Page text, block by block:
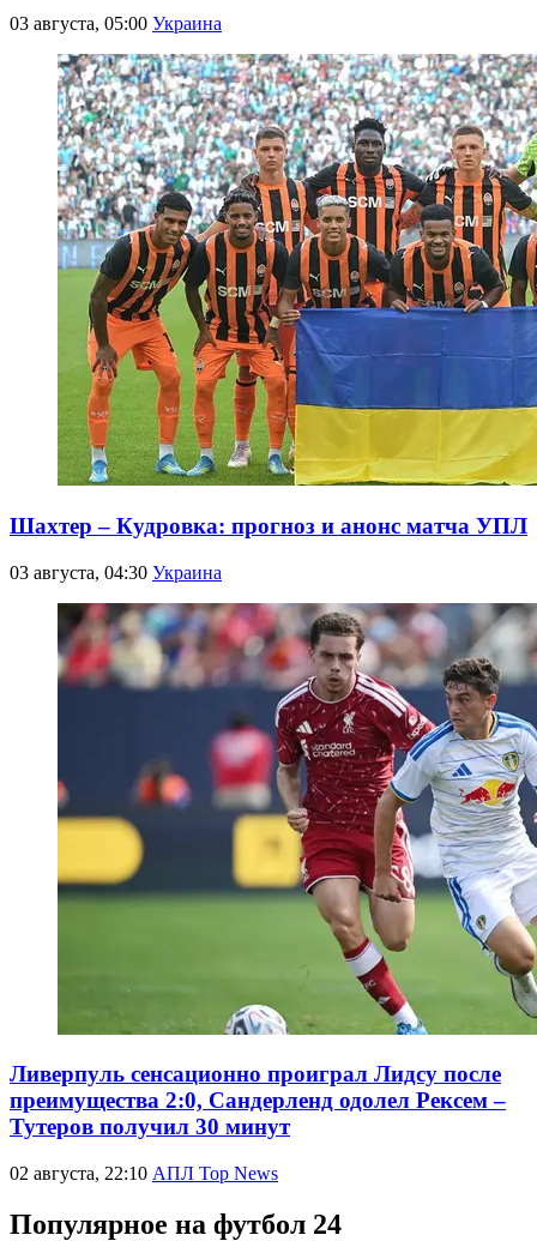
03 августа, 05:00 Украина
Шахтер – Кудровка: прогноз и анонс матча УПЛ
03 августа, 04:30 Украина
Ливерпуль сенсационно проиграл Лидсу после
преимущества 2:0, Сандерленд одолел Рексем –
Тутеров получил 30 минут
02 августа, 22:10 АПЛ Top News
Популярное на футбол 24